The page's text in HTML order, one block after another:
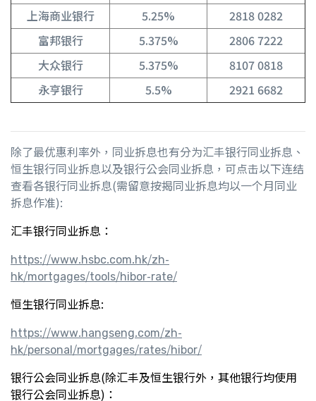
上海商业银行
5.25%
2818 0282
富邦银行
5.375%
2806 7222
大众银行
5.375%
8107 0818
永亨银行
5.5% 2921 6682
除了最优惠利率外，同业拆息也有分为汇丰银行同业拆息、
恒生银行同业拆息以及银行公会同业拆息，可点击以下连结
查看各银行同业拆息(需留意按揭同业拆息均以一个月同业
拆息作准):
汇丰银行同业拆息：
https://www.hsbc.com.hk/zh-
hk/mortgages/tools/hibor-rate/
恒生银行同业拆息:
https://www.hangseng.com/zh-
hk/personal/mortgages/rates/hibor/
银行公会同业拆息(除汇丰及恒生银行外，其他银行均使用
银行公会同业拆息)：